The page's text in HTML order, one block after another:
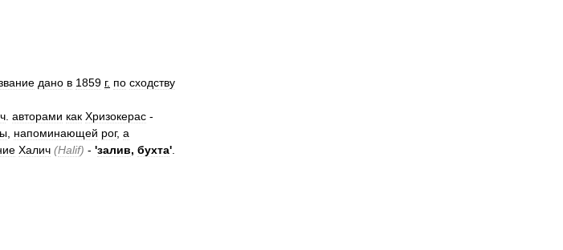
дано в 1859 г. по сходству
авторами как Хризокерас -
напоминающей рог, а
Халич (Halif) - 'залив, бухта'